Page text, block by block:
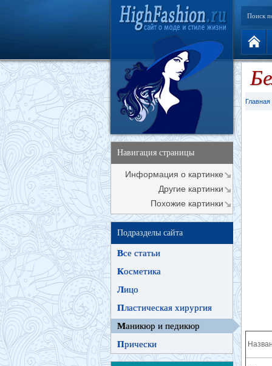
Поиск
Навигация страницы
Информация о картинке
Другие картинки
Похожие картинки
Подразделы сайта
Все статьи
Косметика
Лицо
Пластическая хирургия
Маникюр и педикюр
Прически
Главная